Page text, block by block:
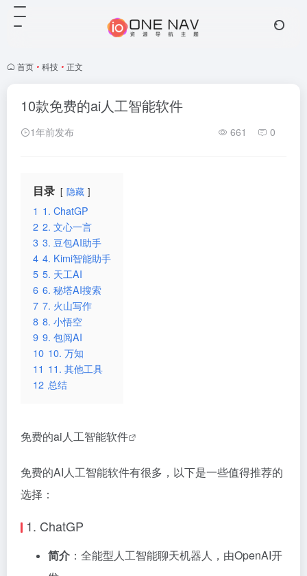
首页 • 科技 • 正文
10款免费的ai人工智能软件
1年前发布 661 0
目录 隐藏
1 1. ChatGP
2 2. 文心一言
3 3. 豆包AI助手
4 4. Kimi智能助手
5 5. 天工AI
6 6. 秘塔AI搜索
7 7. 火山写作
8 8. 小悟空
9 9. 包阅AI
10 10. 万知
11 11. 其他工具
12 总结
免费的ai人工智能软件
免费的AI人工智能软件有很多，以下是一些值得推荐的
选择：
1. ChatGP
简介 ：全能型人工智能聊天机器人，由OpenAI开